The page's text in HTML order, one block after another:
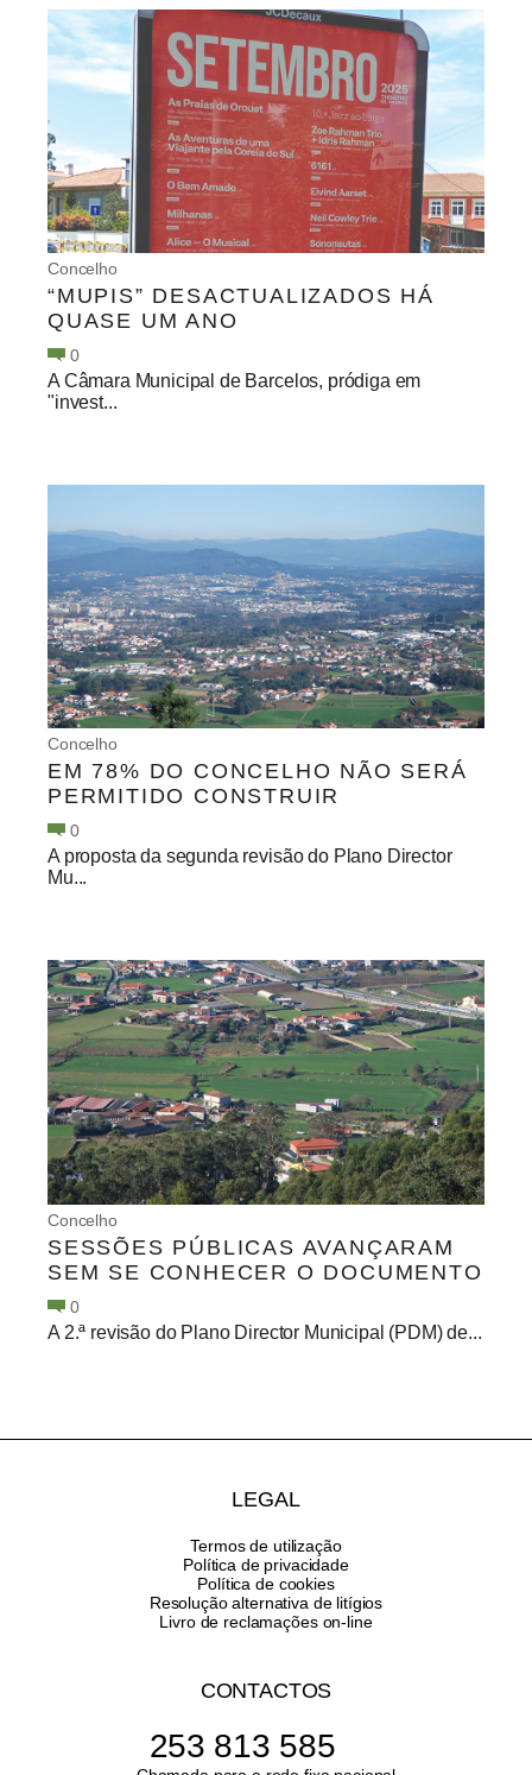
Concelho
“MUPIS” DESACTUALIZADOS HÁ
QUASE UM ANO
0
A Câmara Municipal de Barcelos, pródiga em
"invest...
Concelho
EM 78% DO CONCELHO NÃO SERÁ
PERMITIDO CONSTRUIR
0
A proposta da segunda revisão do Plano Director
Mu...
Concelho
SESSÕES PÚBLICAS AVANÇARAM
SEM SE CONHECER O DOCUMENTO
0
A 2.ª revisão do Plano Director Municipal (PDM) de...
LEGAL
Termos de utilização
Política de privacidade
Política de cookies
Resolução alternativa de litígios
Livro de reclamações on-line
CONTACTOS
253 813 585